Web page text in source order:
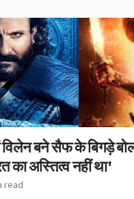
विलेन बने सैफ के बिगड़े
का अस्तित्व नहीं था'
read